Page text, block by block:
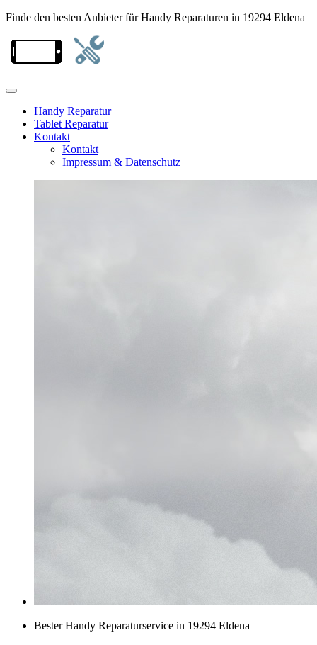
Finde den besten Anbieter für Handy Reparaturen in 19294 Eldena
Handy Reparatur
Tablet Reparatur
Kontakt
Kontakt
Impressum & Datenschutz
Bester Handy Reparaturservice in 19294 Eldena